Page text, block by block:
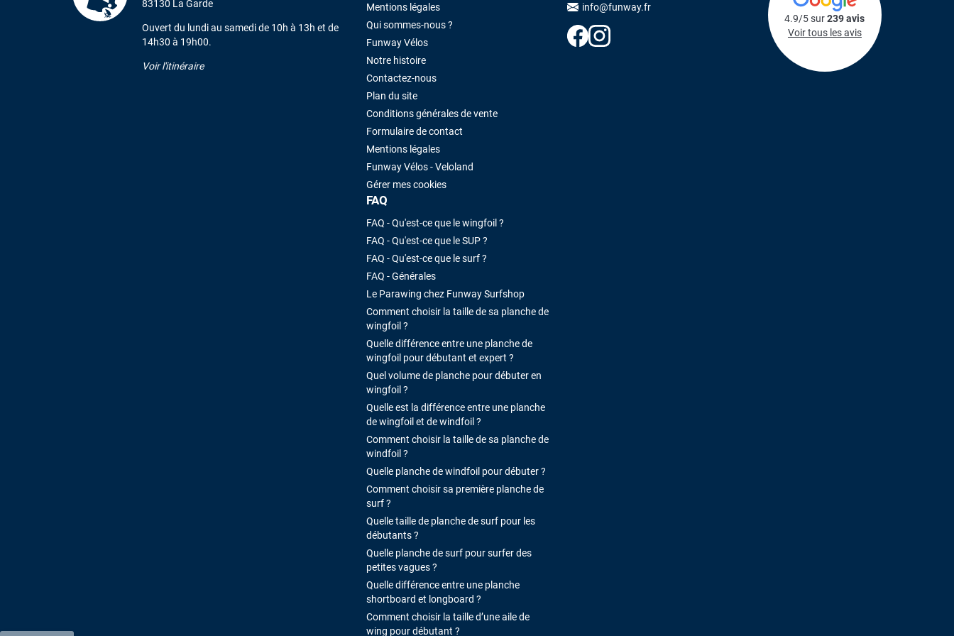
83130 La Garde
Ouvert du lundi au samedi de 10h à 13h et de
14h30 à 19h00.
Voir l'itinéraire
Mentions légales
Qui sommes-nous ?
Funway Vélos
Notre histoire
Contactez-nous
Plan du site
Conditions générales de vente
Formulaire de contact
Mentions légales
Funway Vélos - Veloland
Gérer mes cookies
FAQ
FAQ - Qu'est-ce que le wingfoil ?
FAQ - Qu'est-ce que le SUP ?
FAQ - Qu'est-ce que le surf ?
FAQ - Générales
Le Parawing chez Funway Surfshop
Comment choisir la taille de sa planche de
wingfoil ?
Quelle différence entre une planche de
wingfoil pour débutant et expert ?
Quel volume de planche pour débuter en
wingfoil ?
Quelle est la différence entre une planche
de wingfoil et de windfoil ?
Comment choisir la taille de sa planche de
windfoil ?
Quelle planche de windfoil pour débuter ?
Comment choisir sa première planche de
surf ?
Quelle taille de planche de surf pour les
débutants ?
Quelle planche de surf pour surfer des
petites vagues ?
Quelle différence entre une planche
shortboard et longboard ?
Comment choisir la taille d’une aile de
wing pour débutant ?
info@funway.fr
4.9/5 sur239 avis
Voir tous les avis
Maronui RICHMOND
il y a 3 mois
J'ai acheté une voile d'occasion depuis Tahiti. Super service. L'envoi a
été rapide. La voile est arrivée en super état. Mauruuru roa.
VOIR TOUS LES AVIS